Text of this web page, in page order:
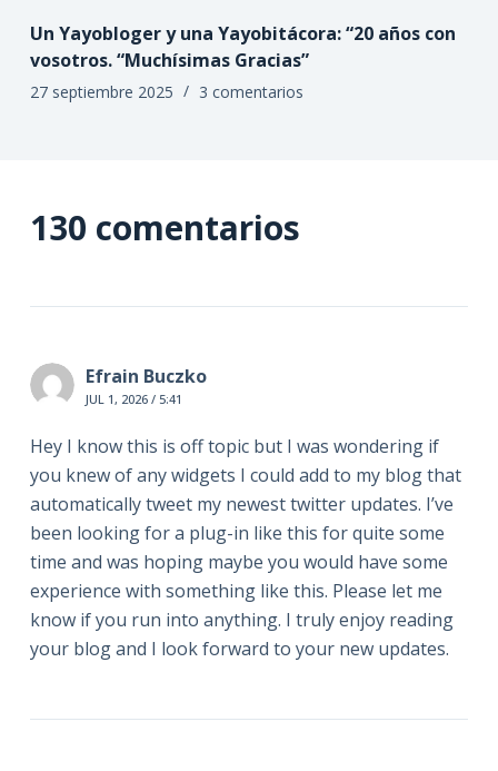
Un Yayobloger y una Yayobitácora: “20 años con
vosotros. “Muchísimas Gracias”
27 septiembre 2025 3 comentarios
130 comentarios
Efrain Buczko
JUL 1, 2026 / 5:41
Hey I know this is off topic but I was wondering if
you knew of any widgets I could add to my blog that
automatically tweet my newest twitter updates. I’ve
been looking for a plug-in like this for quite some
time and was hoping maybe you would have some
experience with something like this. Please let me
know if you run into anything. I truly enjoy reading
your blog and I look forward to your new updates.